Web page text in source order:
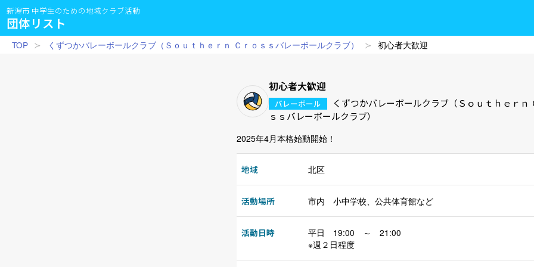
新潟市 中学生のための地域クラブ活動
団体リスト
TOP くずつかバレーボールクラブ（Ｓｏｕｔｈｅｒｎ Ｃｒｏｓｓバレーボールクラブ） 初心者大歓迎
初心者大歓迎
バレーボール
くずつかバレーボールクラブ（Ｓｏｕｔｈｅｒｎ
ｓｓバレーボールクラブ）
2025年4月本格始動開始！
地域 北区
活動場所 市内 小中学校、公共体育館など
活動日時
平日 19:00 ～ 21:00
※週２日程度